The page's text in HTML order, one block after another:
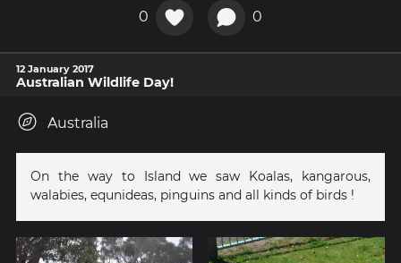
0 0
12 January 2017
Australian Wildlife Day!
Australia
On the way to Island we saw Koalas, kangarous,
walabies, equnideas, pinguins and all kinds of birds !